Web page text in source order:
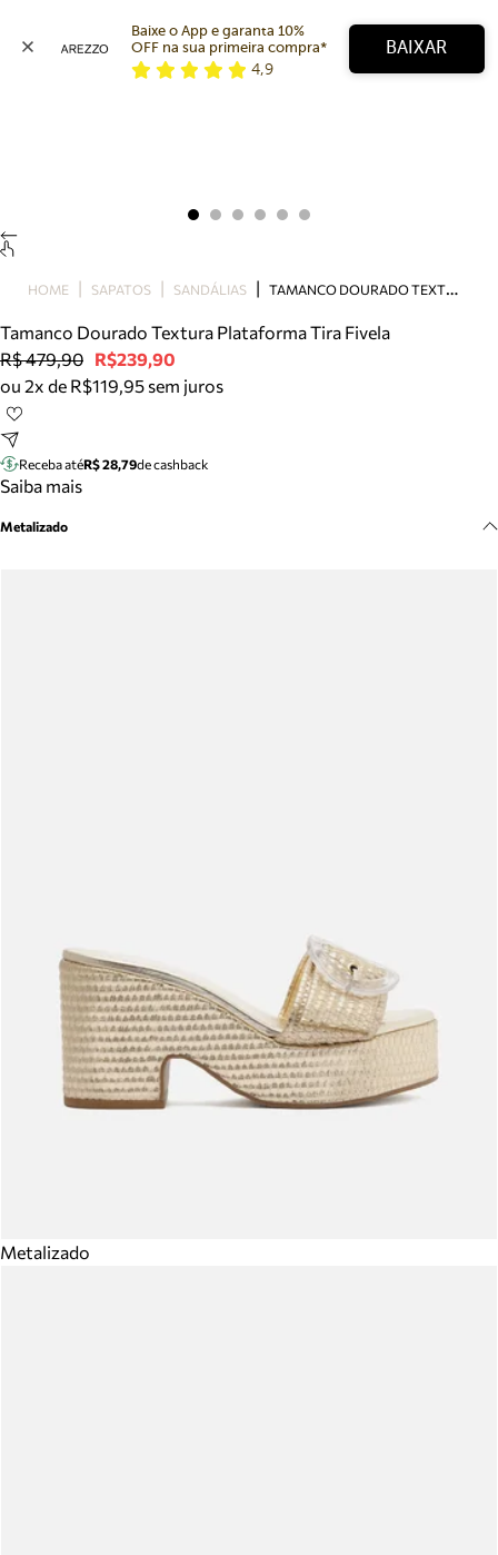
Bolsa
Tamanco
Tênis
Mule
Tire dúvidas sobre pedidos, devoluções e mais.
Acompanhe seus pedidos e solicite devoluções.
Baixe o App e garanta 10%
OFF na sua primeira compra*
4,9
BAIXAR
HOME SAPATOS SANDÁLIAS T
AMANCO DOURADO TEXTURA PLATAFORMA TIRA FIVELA
Tamanco Dourado Textura Plataforma Tira Fivela
R$ 479,90 R$239,90
ou 2x de R$119,95 sem juros
Receba atéR$ 28,79de cashback
Saiba mais
Metalizado
Metalizado